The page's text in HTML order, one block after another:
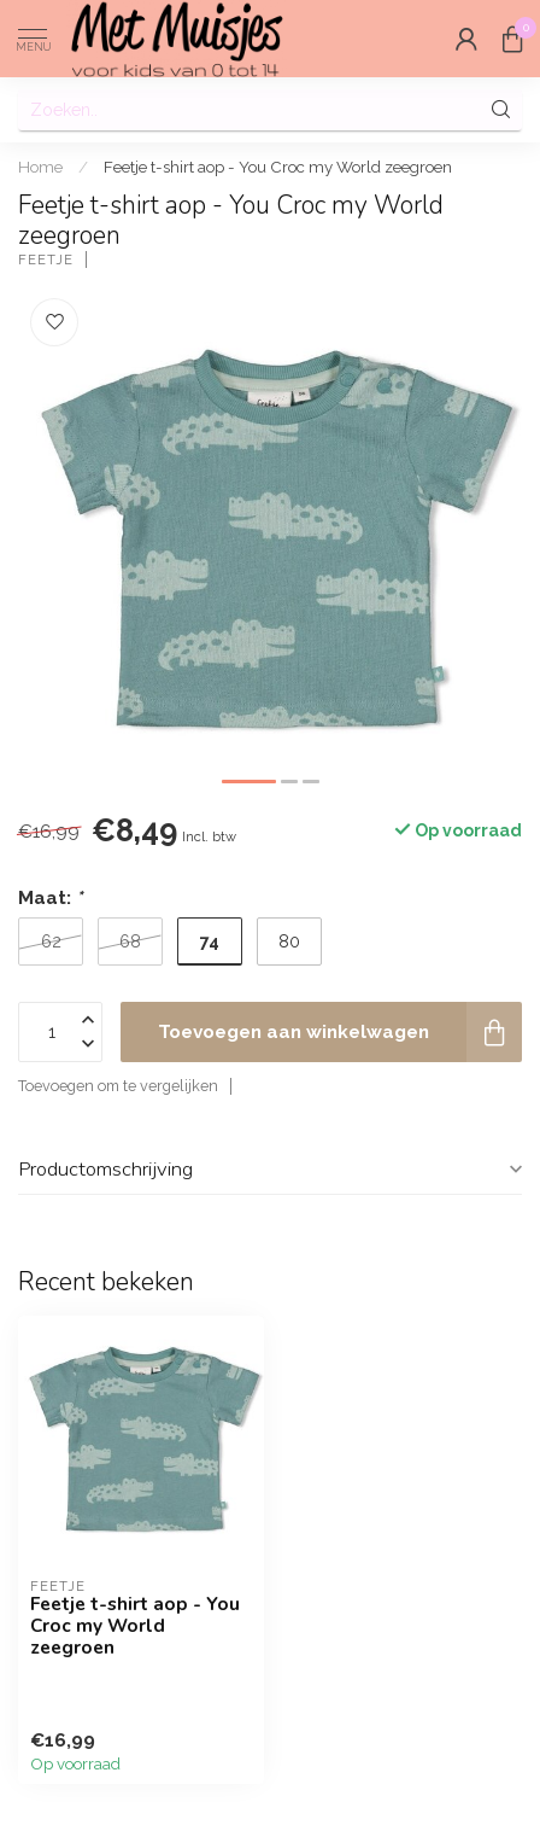
MENU
0
Home / Feetje t-shirt aop - You Croc my World zeegroen
Feetje t-shirt aop - You Croc my World
zeegroen
FEETJE
€16,99 €8,49 Incl. btw Op voorraad
Maat: *
62 68 74 80
Toevoegen aan winkelwagen
Toevoegen om te vergelijken
Productomschrijving
Recent bekeken
FEETJE
Feetje t-shirt aop - You
Croc my World
zeegroen
€16,99
Op voorraad